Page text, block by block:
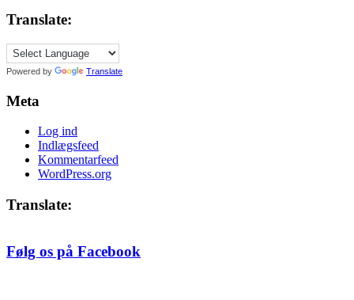
2005,
måned
Translate:
Powered by Translate
Meta
Log ind
Indlægsfeed
Kommentarfeed
WordPress.org
Translate:
Følg os på Facebook